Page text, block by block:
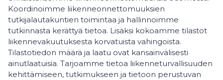
Koordinoimme liikenneonnettomuuksien
tutkijalautakuntien toimintaa ja hallinnoimme
tutkinnasta kerättyä tietoa. Lisäksi kokoamme tilastot
liikennevakuutuksesta korvatuista vahingoista.
Tilastotiedon määrä ja laatu ovat kansainvälisesti
ainutlaatuisia. Tarjoamme tietoa liikenneturvallisuuden
kehittämiseen, tutkimukseen ja tietoon perustuvan